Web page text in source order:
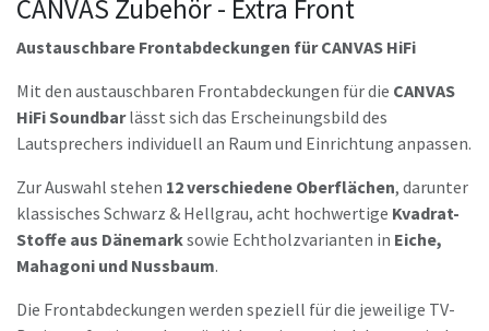
CANVAS Zubehör - Extra Front
Austauschbare Frontabdeckungen für CANVAS HiFi
Mit den austauschbaren Frontabdeckungen für die CANVAS
HiFi Soundbarlässt sich das Erscheinungsbild des
Lautsprechers individuell an Raum und Einrichtung anpassen.
Zur Auswahl stehen 12 verschiedene Oberflächen, darunter
klassisches Schwarz & Hellgrau, acht hochwertige Kvadrat-
Stoffe aus Dänemarksowie Echtholzvarianten in Eiche,
Mahagoni und Nussbaum.
Die Frontabdeckungen werden speziell für die jeweilige TV-